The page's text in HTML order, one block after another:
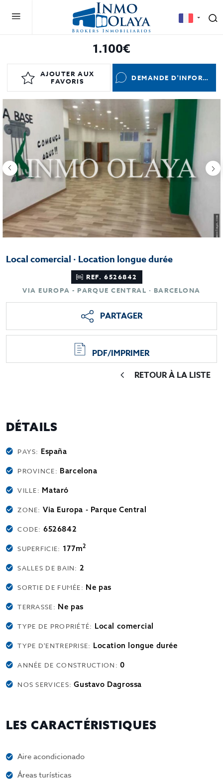
1.100€
AJOUTER AUX
FAVORIS
DEMANDE D'INFORMATIONS
Local comercial · Location longue durée
REF. 6526842
VIA EUROPA - PARQUE CENTRAL · BARCELONA
PARTAGER
PDF/IMPRIMER
RETOUR À LA LISTE
DÉTAILS
PAYS: España
PROVINCE: Barcelona
VILLE: Mataró
ZONE:Via Europa - Parque Central
CODE:6526842
SUPERFICIE: 177m2
SALLES DE BAIN:2
SORTIE DE FUMÉE: Ne pas
TERRASSE: Ne pas
TYPE DE PROPRIÉTÉ: Local comercial
TYPE D'ENTREPRISE: Location longue durée
ANNÉE DE CONSTRUCTION:0
NOS SERVICES:Gustavo Dagrossa
LES CARACTÉRISTIQUES
Aire acondicionado
Áreas turísticas